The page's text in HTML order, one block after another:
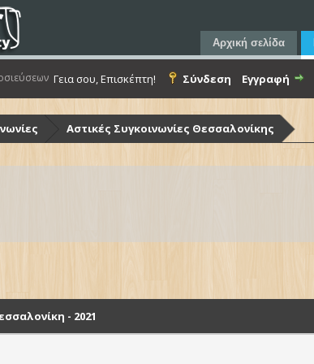
Αρχική σελίδα
Γεια σου, Επισκέπτη! Σύνδεση Εγγραφή
Αστικές Συγκοινωνίες Θεσσαλονίκης
(Ο.Α.Σ.Θ.)
- 2021